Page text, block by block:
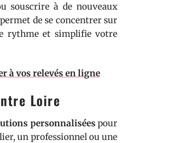
souscrire à de nouveaux
de se concentrer sur
rythme et simplifie votre
à vos relevés en ligne
Loire
personnalisées pour
un professionnel ou une